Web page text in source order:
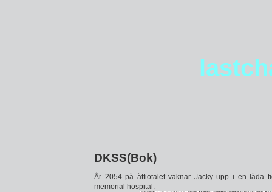
DKSS(Bok)
År 2054 på åttiotalet vaknar Jacky upp i en låda
memorial hospital.